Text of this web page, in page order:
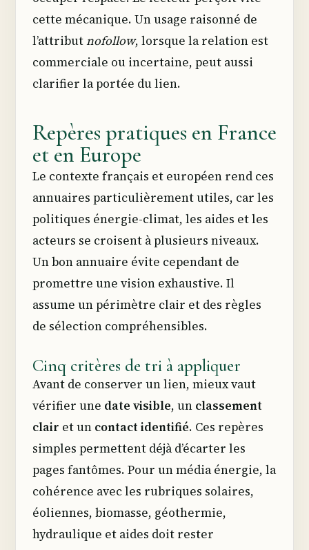
cette mécanique. Un usage raisonné de
l’attributnofollow, lorsque la relation est
commerciale ou incertaine, peut aussi
clarifier la portée du lien.
Repères pratiques en France
et en Europe
Le contexte français et européen rend ces
annuaires particulièrement utiles, car les
politiques énergie-climat, les aides et les
acteurs se croisent à plusieurs niveaux.
Un bon annuaire évite cependant de
promettre une vision exhaustive. Il
assume un périmètre clair et des règles
de sélection compréhensibles.
Cinq critères de tri à appliquer
Avant de conserver un lien, mieux vaut
vérifier une date visible, un classement
clair et un contact identifié. Ces repères
simples permettent déjà d’écarter les
pages fantômes. Pour un média énergie, la
cohérence avec les rubriques solaires,
éoliennes, biomasse, géothermie,
hydraulique et aides doit rester